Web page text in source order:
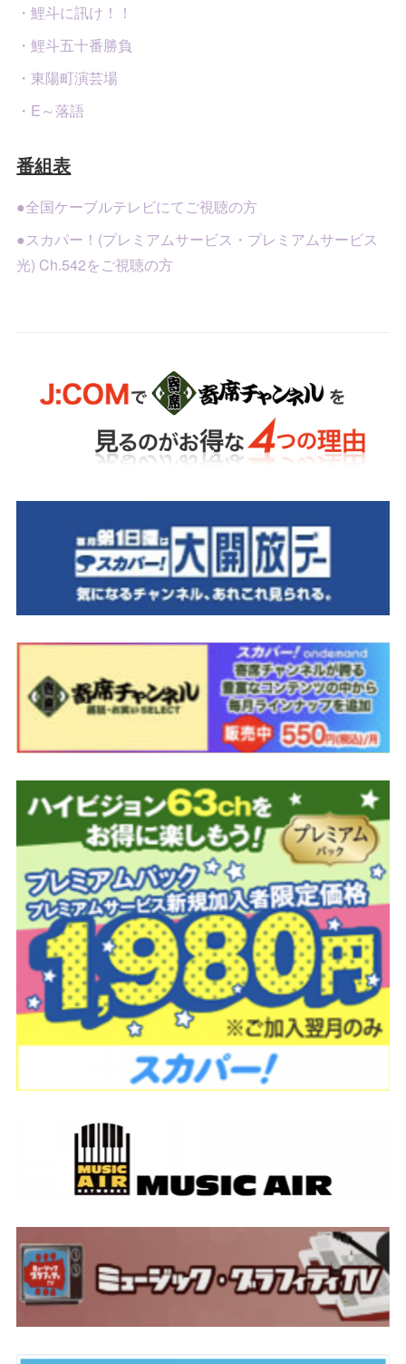
・鯉斗に訊け！！
・鯉斗五十番勝負
・東陽町演芸場
・E～落語
番組表
●全国ケーブルテレビにてご視聴の方
●スカパー！(プレミアムサービス・プレミアムサービス
光) Ch.542をご視聴の方